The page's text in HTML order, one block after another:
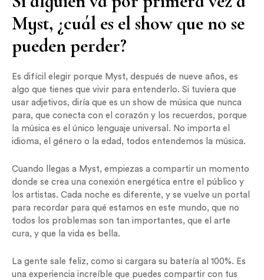
Myst, ¿cuál es el show que no se
pueden perder?
Es difícil elegir porque Myst, después de nueve años, es
algo que tienes que vivir para entenderlo. Si tuviera que
usar adjetivos, diría que es un show de música que nunca
para, que conecta con el corazón y los recuerdos, porque
la música es el único lenguaje universal. No importa el
idioma, el género o la edad, todos entendemos la música.
Cuando llegas a Myst, empiezas a compartir un momento
donde se crea una conexión energética entre el público y
los artistas. Cada noche es diferente, y se vuelve un portal
para recordar para qué estamos en este mundo, que no
todos los problemas son tan importantes, que el arte
cura, y que la vida es bella.
La gente sale feliz, como si cargara su batería al 100%. Es
una experiencia increíble que puedes compartir con tus